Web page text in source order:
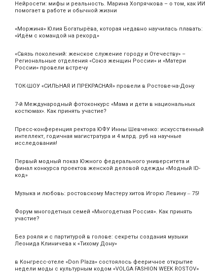
Нейросети: мифы и реальность. Марина Хопрячкова – о том, как ИИ
помогает в работе и обычной жизни
«Моржиня» Юлия Богатырёва, которая недавно научилась плавать:
«Идём с командой на рекорд»
«Связь поколений: женское служение городу и Отечеству» –
Региональные отделения «Союз женщин России» и «Матери
России» провели встречу
ТОК-ШОУ «СИЛЬНАЯ И ПРЕКРАСНАЯ» провели в Ростове-на-Дону
7-й Международный фотоконкурс «Мама и дети в национальных
костюмах». Как принять участие?
Пресс-конференция ректора ЮФУ Инны Шевченко: искусственный
интеллект, годичная магистратура и 4 млрд. руб на научные
исследования!
Первый модный показ Южного федерального университета и
финал конкурса проектов женской деловой одежды «Модный ID-
код»
Музыка и любовь: ростовскому Мастеру хитов Игорю Левину ‒ 75!
Форум многодетных семей «Многодетная Россия». Как принять
участие?
Без рояля и с партитурой в голове: секреты создания музыки
Леонида Клиничева к «Тихому Дону»
в Конгресс-отеле «Don Plaza» состоялось фееричное открытие
недели моды с культурным кодом «VOLGA FASHION WEEK ROSTOV»